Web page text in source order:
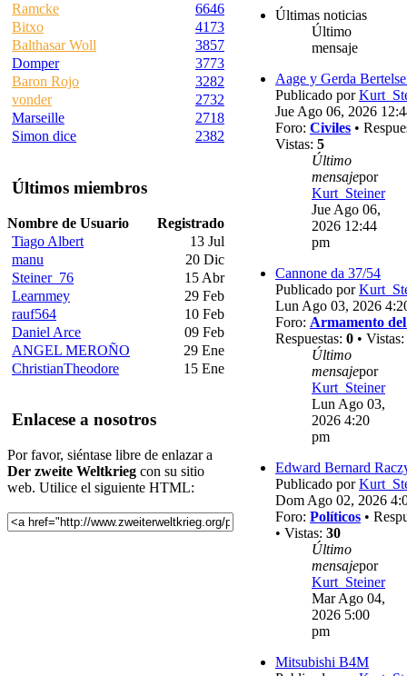
Ramcke
6646
Bitxo
4173
Balthasar Woll
3857
Domper
3773
Baron Rojo
3282
vonder
2732
Marseille
2718
Simon dice
2382
Últimos miembros
Nombre de Usuario
Registrado
Tiago Albert
13 Jul
manu
20 Dic
Steiner_76
15 Abr
Learnmey
29 Feb
rauf564
10 Feb
Daniel Arce
09 Feb
ANGEL MEROÑO
29 Ene
ChristianTheodore
15 Ene
Enlacese a nosotros
Por favor, siéntase libre de enlazar a
Der zweite Weltkrieg con su sitio
web. Utilice el siguiente HTML:
Últimas noticias
Último
mensaje
Aage y Gerda
Publicado por
Jue Ago 06, 2026
Foro: Civiles •
Vistas: 5
Último
mensajepor
Kurt_Steiner
Jue Ago 06,
2026 12:44
pm
Cannone da 37/54
Publicado por
Lun Ago 03, 2026
Foro: Armamento
Respuestas: 0 • Vistas:
Último
mensajepor
Kurt_Steiner
Lun Ago 03,
2026 4:20
pm
Edward Bernard
Publicado por
Dom Ago 02, 2026
Foro: Políticos •
• Vistas: 30
Último
mensajepor
Kurt_Steiner
Mar Ago 04,
2026 5:00
pm
Mitsubishi B4M